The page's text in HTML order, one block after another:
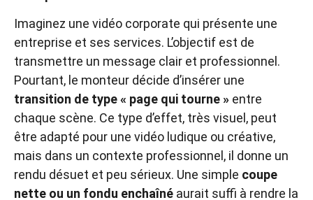
Imaginez une vidéo corporate qui présente une
entreprise et ses services. L’objectif est de
transmettre un message clair et professionnel.
Pourtant, le monteur décide d’insérer une
transition de type « page qui tourne » entre
chaque scène. Ce type d’effet, très visuel, peut
être adapté pour une vidéo ludique ou créative,
mais dans un contexte professionnel, il donne un
rendu désuet et peu sérieux. Une simple coupe
nette ou un fondu enchaîné aurait suffi à rendre la